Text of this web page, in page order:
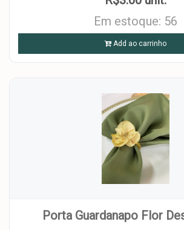
Em estoque: 56
Add ao carrinho
Porta Guardanapo Flor